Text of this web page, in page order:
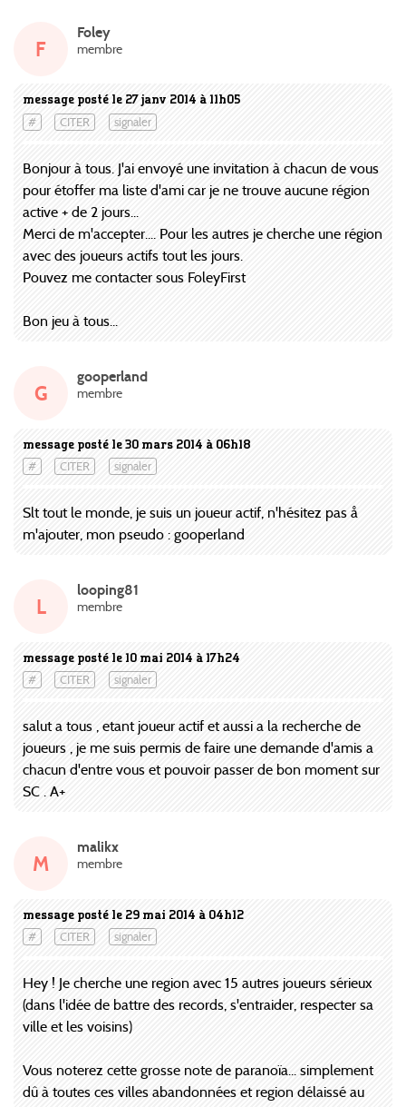
message posté le 27 janv 2014 à 11h05
# CITER signaler
F
Foley
membre
Bonjour à tous. J'ai envoyé une invitation à chacun de vous
pour étoffer ma liste d'ami car je ne trouve aucune région
active + de 2 jours...
Merci de m'accepter.... Pour les autres je cherche une région
avec des joueurs actifs tout les jours.
Pouvez me contacter sous FoleyFirst
Bon jeu à tous...
message posté le 30 mars 2014 à 06h18
# CITER signaler
G
gooperland
membre
Slt tout le monde, je suis un joueur actif, n'hésitez pas å
m'ajouter, mon pseudo : gooperland
message posté le 10 mai 2014 à 17h24
# CITER signaler
L
looping81
membre
salut a tous , etant joueur actif et aussi a la recherche de
joueurs , je me suis permis de faire une demande d'amis a
chacun d'entre vous et pouvoir passer de bon moment sur
SC . A+
message posté le 29 mai 2014 à 04h12
# CITER signaler
M
malikx
membre
Hey ! Je cherche une region avec 15 autres joueurs sérieux
(dans l'idée de battre des records, s'entraider, respecter sa
ville et les voisins)
Vous noterez cette grosse note de paranoïa... simplement
dû à toutes ces villes abandonnées et region délaissé au